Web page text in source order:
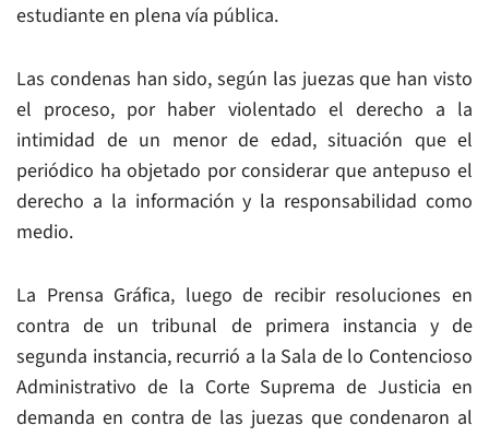
estudiante en plena vía pública.
Las condenas han sido, según las juezas que han visto
el proceso, por haber violentado el derecho a la
intimidad de un menor de edad, situación que el
periódico ha objetado por considerar que antepuso el
derecho a la información y la responsabilidad como
medio.
La Prensa Gráfica, luego de recibir resoluciones en
contra de un tribunal de primera instancia y de
segunda instancia, recurrió a la Sala de lo Contencioso
Administrativo de la Corte Suprema de Justicia en
demanda en contra de las juezas que condenaron al